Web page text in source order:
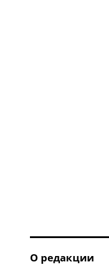
О редакции